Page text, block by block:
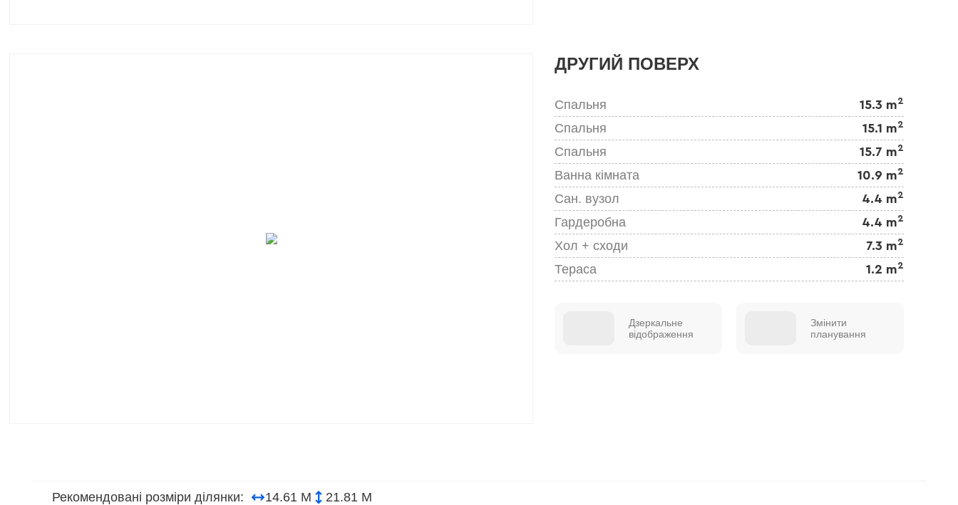
ДРУГИЙ ПОВЕРХ
Спальня 15.3 m2
Спальня 15.1 m2
Спальня 15.7 m2
Ванна кімната 10.9 m2
Сан. вузол 4.4 m2
Гардеробна 4.4 m2
Хол + сходи 7.3 m2
Тераса 1.2 m2
Дзеркальне
відображення
Змінити
планування
Рекомендовані розміри ділянки: 14.61 М 21.81 М